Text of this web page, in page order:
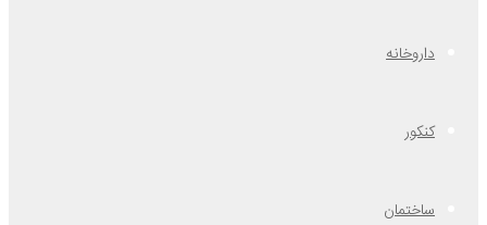
داروخانه
کنکور
ساختمان